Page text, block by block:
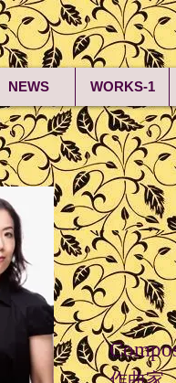
NEWS WORKS-1